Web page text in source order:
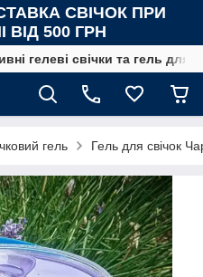
СВІЧОК ПРИ
500 ГРН
гелеві свічки та гель для
гель Гель для свічок